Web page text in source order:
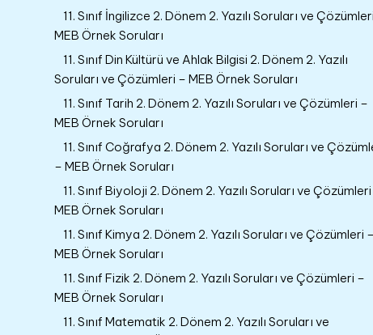
11. Sınıf İngilizce 2. Dönem 2. Yazılı Soruları ve
MEB Örnek Soruları
11. Sınıf Din Kültürü ve Ahlak Bilgisi 2. Dönem 2. Yazılı
Soruları ve Çözümleri – MEB Örnek Soruları
11. Sınıf Tarih 2. Dönem 2. Yazılı Soruları ve Çözümleri –
MEB Örnek Soruları
11. Sınıf Coğrafya 2. Dönem 2. Yazılı Soruları ve
– MEB Örnek Soruları
11. Sınıf Biyoloji 2. Dönem 2. Yazılı Soruları ve
MEB Örnek Soruları
11. Sınıf Kimya 2. Dönem 2. Yazılı Soruları ve Çözümleri –
MEB Örnek Soruları
11. Sınıf Fizik 2. Dönem 2. Yazılı Soruları ve Çözümleri –
MEB Örnek Soruları
11. Sınıf Matematik 2. Dönem 2. Yazılı Soruları ve